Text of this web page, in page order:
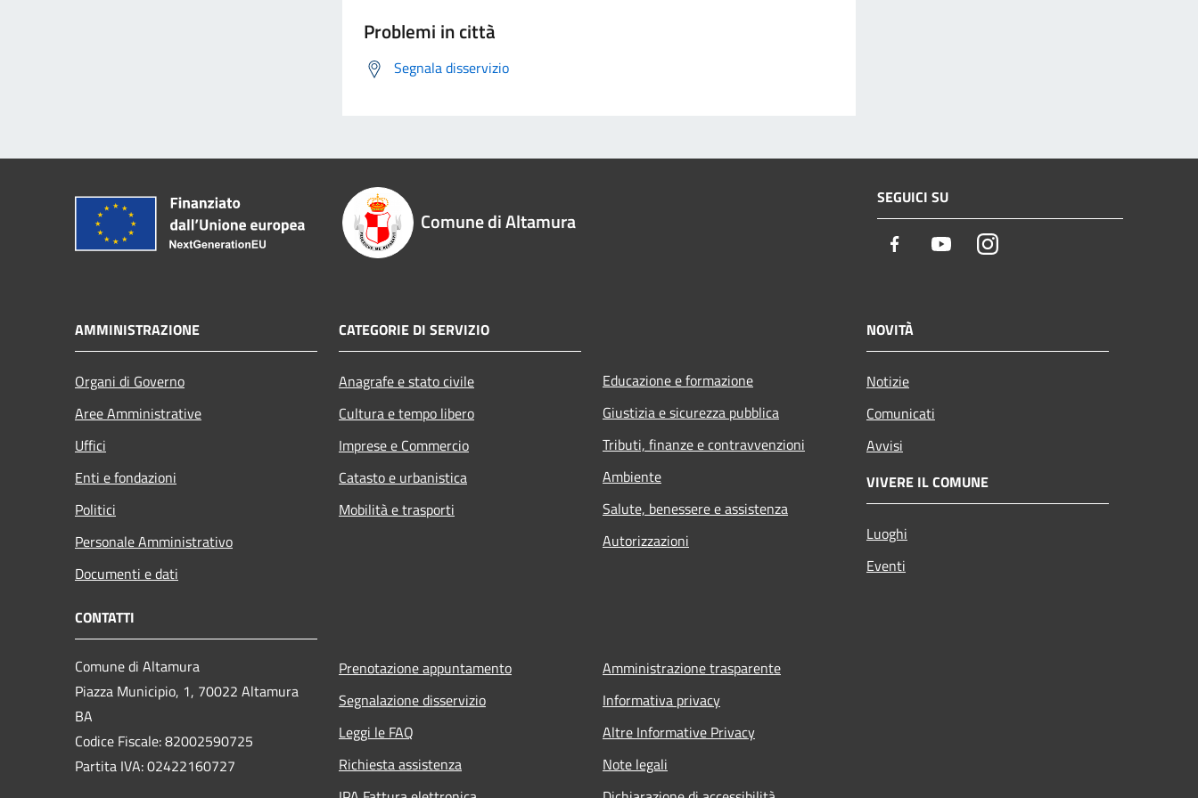
Problemi in città
Segnala disservizio
Comune di Altamura
SEGUICI SU
Facebook YoutubeInstagram
AMMINISTRAZIONE
Organi di Governo
Aree Amministrative
Uffici
Enti e fondazioni
Politici
Personale Amministrativo
Documenti e dati
CATEGORIE DI SERVIZIO
Anagrafe e stato civile
Cultura e tempo libero
Imprese e Commercio
Catasto e urbanistica
Mobilità e trasporti
Educazione e formazione
Giustizia e sicurezza pubblica
Tributi, finanze e contravvenzioni
Ambiente
Salute, benessere e assistenza
Autorizzazioni
NOVITÀ
Notizie
Comunicati
Avvisi
VIVERE IL COMUNE
Luoghi
Eventi
CONTATTI
Comune di Altamura
Piazza Municipio, 1, 70022 Altamura
BA
Codice Fiscale: 82002590725
Partita IVA: 02422160727
Prenotazione appuntamento
Segnalazione disservizio
Leggi le FAQ
Richiesta assistenza
Amministrazione trasparente
Informativa privacy
Altre Informative Privacy
Note legali